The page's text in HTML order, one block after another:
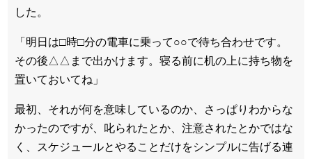
した。
「明日は□時□分の電車に乗って○○で待ち合わせです。
その後△△まで出かけます。寝る前に机の上に持ち物を
置いておいてね」
最初、それが何を意味しているのか、さっぱりわからな
かったのですが、叱られたとか、注意されたとかではな
く、スケジュールとやることだけをシンプルに告げる連